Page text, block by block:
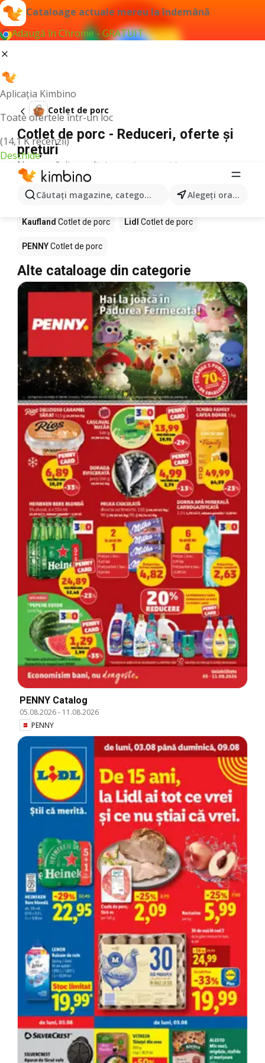
Cataloage actuale mereu la îndemână
Adaugă în Chrome - GRATUIT
Aplicația Kimbino
Toate ofertele într-un loc
(14,1 K recenzii)
Deschide
Căutaţi magazine, categorii, produse... Alegeţi oraşul
Cotlet de porc
Cotlet de porc - Reduceri, oferte și
prețuri
Nu am găsit rezultate pentru acest termen.
Cotlet de porc în acţiune - Unde se
cumpără?
Kaufland Cotlet de porc Lidl Cotlet de porc
PENNYCotlet de porc
Alte cataloage din categorie
PENNY Catalog
05.08.2026- 11.08.2026
PENNY